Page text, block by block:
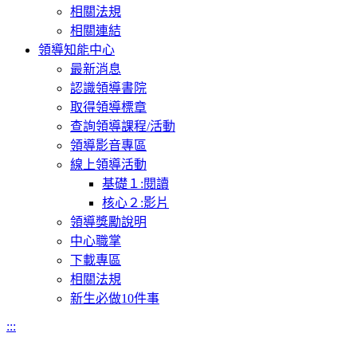
相關法規
相關連結
領導知能中心
最新消息
認識領導書院
取得領導標章
查詢領導課程/活動
領導影音專區
線上領導活動
基礎１:閱讀
核心２:影片
領導獎勵說明
中心職掌
下載專區
相關法規
新生必做10件事
:::